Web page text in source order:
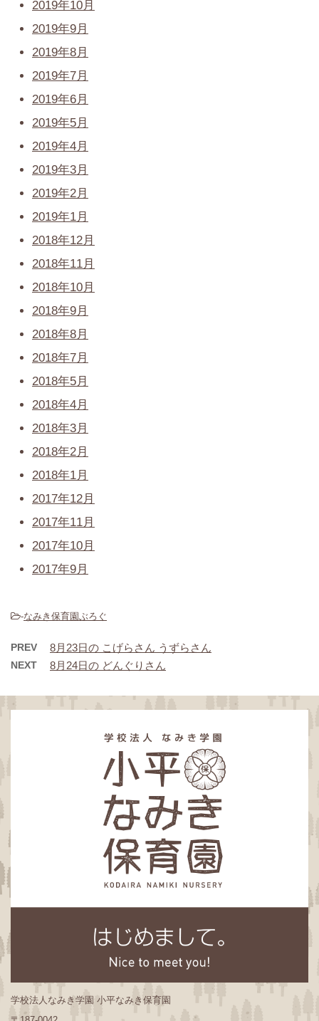
2019年10月
2019年9月
2019年8月
2019年7月
2019年6月
2019年5月
2019年4月
2019年3月
2019年2月
2019年1月
2018年12月
2018年11月
2018年10月
2018年9月
2018年8月
2018年7月
2018年5月
2018年4月
2018年3月
2018年2月
2018年1月
2017年12月
2017年11月
2017年10月
2017年9月
-なみき保育園ぶろぐ
PREV 8月23日の こげらさん うずらさん
NEXT 8月24日の どんぐりさん
学校法人なみき学園 小平なみき保育園